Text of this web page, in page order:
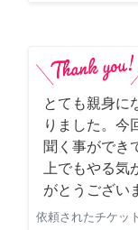
とても親身に
りました。今
聞く事ができ
上でもやる
がとうござい
依頼されたチケット